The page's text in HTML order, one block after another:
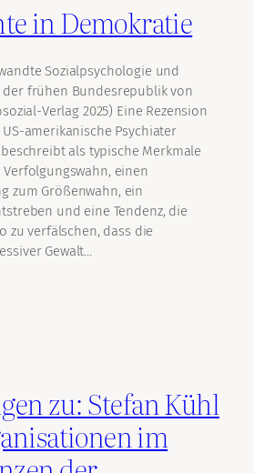
in Demokratie
Sozialpsychologie und
frühen Bundesrepublik von
Verlag 2025) Eine Rezension
amerikanische Psychiater
als typische Merkmale
einen
zum Größenwahn, ein
und eine Tendenz, die
zu verfälschen, dass die
Gewalt…
zu: Stefan Kühl
im